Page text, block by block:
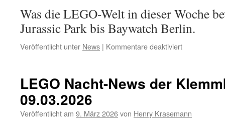
Was die LEGO-Welt in dieser Woche
Jurassic Park bis Baywatch Berlin.
Veröffentlicht unter News | Kommentare deaktiviertfür
der
LEGO Nacht-News der
09.03.2026
Veröffentlicht am 9. März 2026von Henry Krasemann